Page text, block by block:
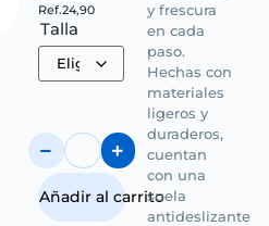
Ref.24,90
Talla
Añadir al carrito
y frescura
en cada
paso.
Hechas con
materiales
ligeros y
duraderos,
cuentan
con una
suela
antideslizante